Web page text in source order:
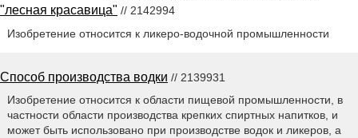
"лесная красавица" // 2142994
Изобретение относится к ликеро-водочной промышленности
Способ производства водки // 2139931
Изобретение относится к области пищевой промышленности, в
частности области производства крепких спиртных напитков, и
может быть использовано при производстве водок и ликеров, а